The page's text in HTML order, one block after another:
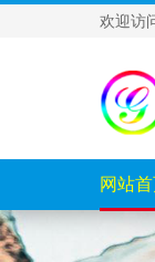
欢迎访
网站